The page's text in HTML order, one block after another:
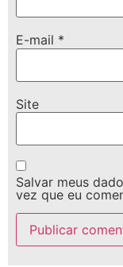
E-mail *
Site
Salvar meus
vez que eu